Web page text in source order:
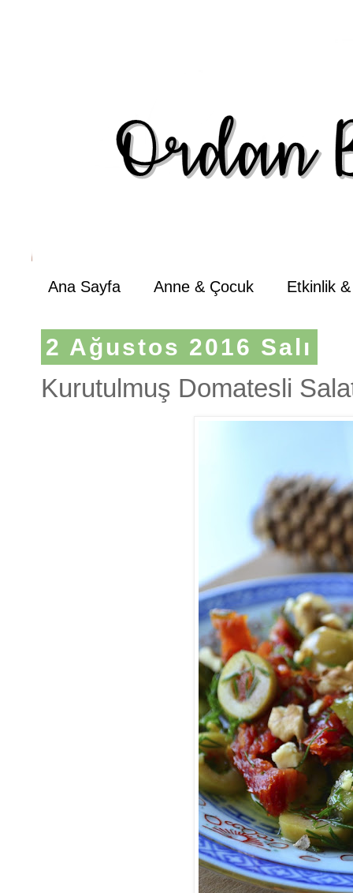
Ana Sayfa Anne & Çocuk Etkinlik
2 Ağustos 2016 Salı
Kurutulmuş Domatesli